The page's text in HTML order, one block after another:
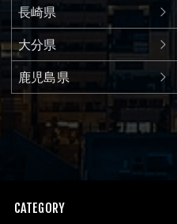
長崎県
大分県
鹿児島県
CATEGORY